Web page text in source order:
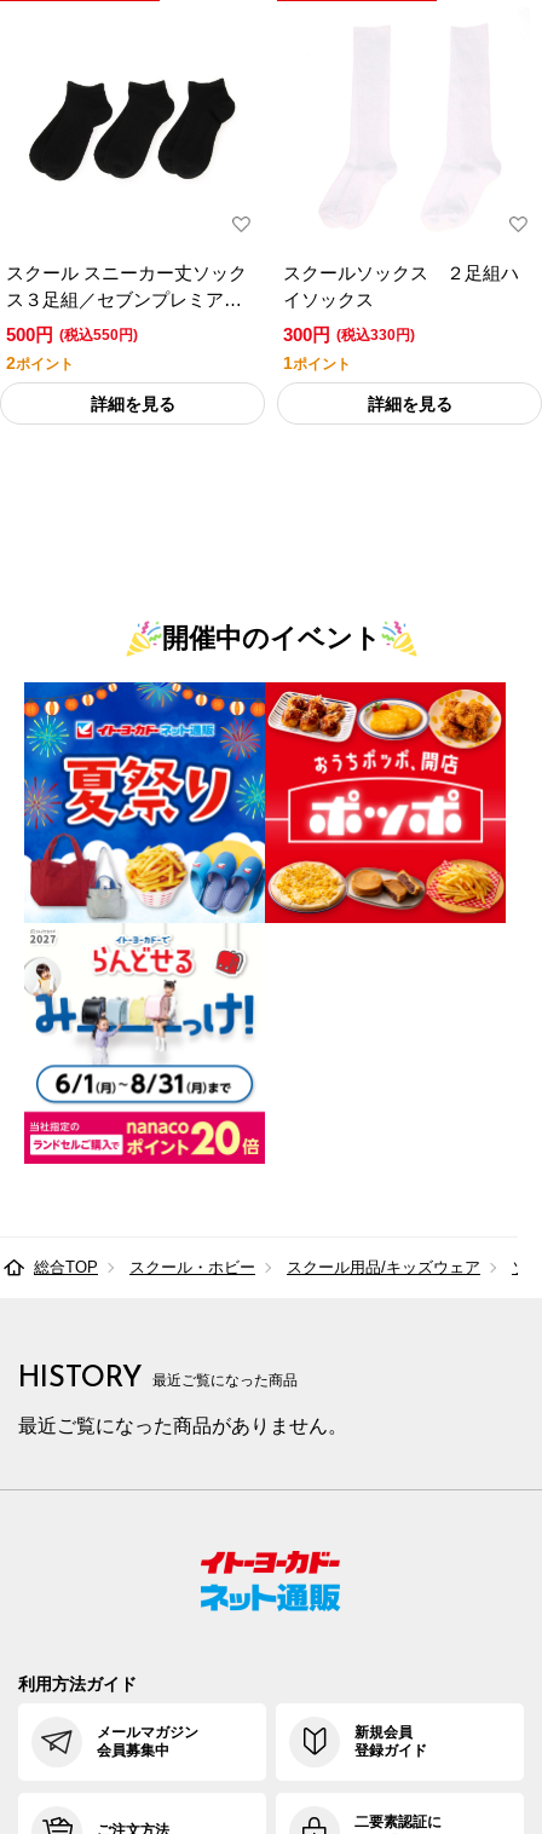
スクール スニーカー丈ソック
ス３足組／セブンプレミアム
ライフスタイル
500円 (税込550円)
2ポイント
詳細を見る
スクールソックス ２足組ハ
イソックス
300円 (税込330円)
1ポイント
詳細を見る
開催中のイベント
総合TOP スクール・ホビー スクール用品/キッズウェア ソ
HISTORY 最近ご覧になった商品
最近ご覧になった商品がありません。
利用方法ガイド
メールマガジン
会員募集中
新規会員
登録ガイド
二要素認証に